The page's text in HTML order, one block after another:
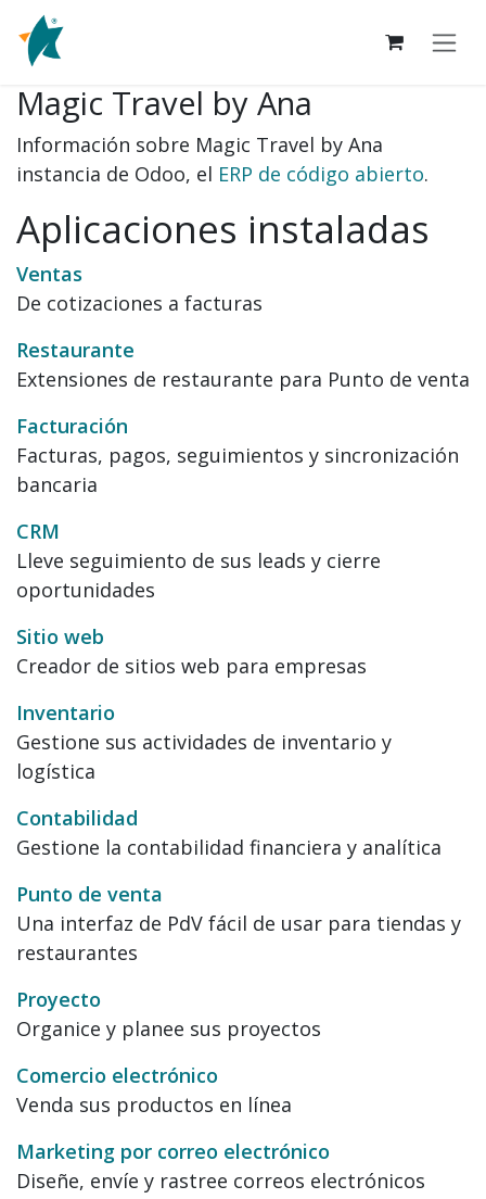
Ir al contenido
Magic Travel by Ana
Información sobre Magic Travel by Ana
instancia de Odoo, el ERP de código abierto.
Aplicaciones instaladas
Ventas
De cotizaciones a facturas
Restaurante
Extensiones de restaurante para Punto de venta
Facturación
Facturas, pagos, seguimientos y sincronización
bancaria
CRM
Lleve seguimiento de sus leads y cierre
oportunidades
Sitio web
Creador de sitios web para empresas
Inventario
Gestione sus actividades de inventario y
logística
Contabilidad
Gestione la contabilidad financiera y analítica
Punto de venta
Una interfaz de PdV fácil de usar para tiendas y
restaurantes
Proyecto
Organice y planee sus proyectos
Comercio electrónico
Venda sus productos en línea
Marketing por correo electrónico
Diseñe, envíe y rastree correos electrónicos